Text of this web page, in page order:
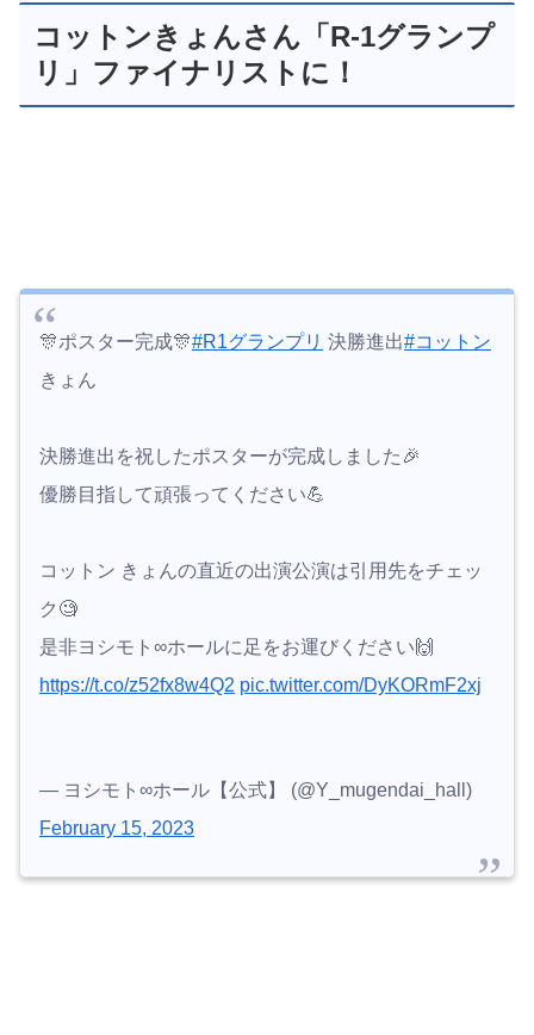
コットンきょんさん「R-1グランプ
リ」ファイナリストに！
🎊ポスター完成🎊#R1グランプリ 決勝進出#コットン
きょん
決勝進出を祝したポスターが完成しました🎉
優勝目指して頑張ってください💪
コットン きょんの直近の出演公演は引用先をチェッ
ク🧐
是非ヨシモト∞ホールに足をお運びください🙌
https://t.co/z52fx8w4Q2 pic.twitter.com/DyKORmF2xj
— ヨシモト∞ホール【公式】 (@Y_mugendai_hall)
February 15, 2023